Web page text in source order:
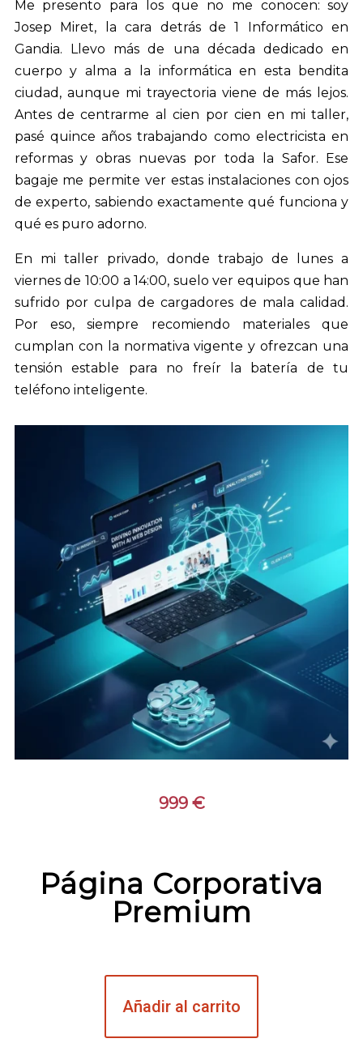
Me presento para los que no me conocen: soy
Josep Miret, la cara detrás de 1 Informático en
Gandia. Llevo más de una década dedicado en
cuerpo y alma a la informática en esta bendita
ciudad, aunque mi trayectoria viene de más lejos.
Antes de centrarme al cien por cien en mi taller,
pasé quince años trabajando como electricista en
reformas y obras nuevas por toda la Safor. Ese
bagaje me permite ver estas instalaciones con ojos
de experto, sabiendo exactamente qué funciona y
qué es puro adorno.
En mi taller privado, donde trabajo de lunes a
viernes de 10:00 a 14:00, suelo ver equipos que han
sufrido por culpa de cargadores de mala calidad.
Por eso, siempre recomiendo materiales que
cumplan con la normativa vigente y ofrezcan una
tensión estable para no freír la batería de tu
teléfono inteligente.
999 €
Página Corporativa
Premium
Añadir al carrito